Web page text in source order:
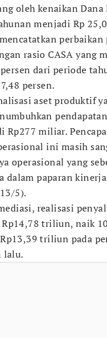
oleh kenaikan Dana
menjadi Rp
perbaikan
rasio CASA yang
dari periode
persen.
aset produktif
Rp277 miliar.
ini masih
operasional yang
dalam paparan
5).
realisasi
triliun, naik
triliun pada
lalu.